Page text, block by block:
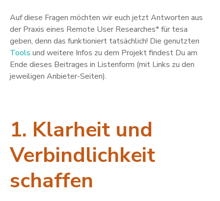
Auf diese Fragen möchten wir euch jetzt Antworten aus
der Praxis eines Remote User Researches* für tesa
geben, denn das funktioniert tatsächlich! Die genutzten
Tools und weitere Infos zu dem Projekt findest Du am
Ende dieses Beitrages in Listenform (mit Links zu den
jeweiligen Anbieter-Seiten).
1. Klarheit und
Verbindlichkeit
schaffen